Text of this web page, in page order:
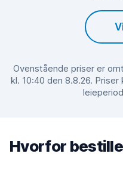
Ovenstående priser er
kl. 10:40 den 8.8.26.
Hvorfor